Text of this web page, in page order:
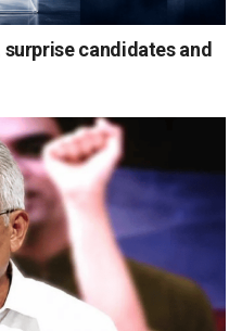
candidates and